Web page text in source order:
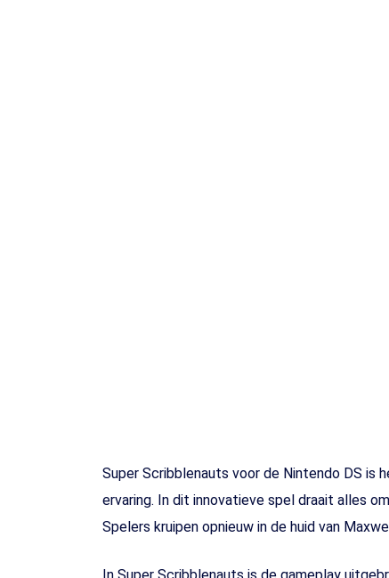
Super Scribblenauts voor de Nintendo DS is
ervaring. In dit innovatieve spel draait alles
Spelers kruipen opnieuw in de huid van